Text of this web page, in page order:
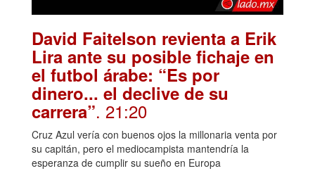
David Faitelson revienta a Erik
Lira ante su posible fichaje en
el futbol árabe: “Es por
dinero... el declive de su
carrera”. 21:20
Cruz Azul vería con buenos ojos la millonaria venta por
su capitán, pero el mediocampista mantendría la
esperanza de cumplir su sueño en Europa